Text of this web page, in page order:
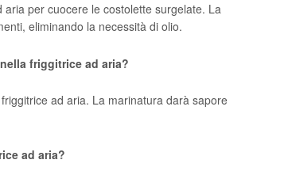
per cuocere le costolette surgelate. La
eliminando la necessità di olio.
friggitrice ad aria?
ad aria. La marinatura darà sapore
ad aria?